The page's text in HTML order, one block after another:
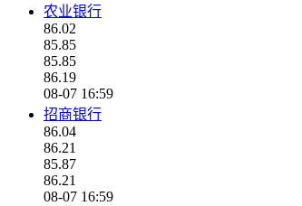
农业银行
86.02
85.85
85.85
86.19
08-07 16:59
招商银行
86.04
86.21
85.87
86.21
08-07 16:59